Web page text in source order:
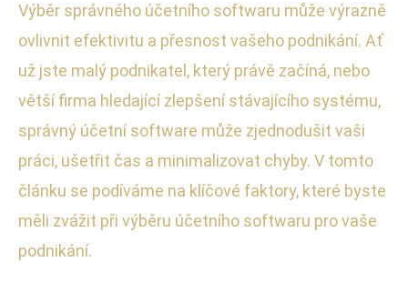
5. 1. 2026
Výběr správného účetního softwaru může výrazně
ovlivnit efektivitu a přesnost vašeho podnikání. Ať
už jste malý podnikatel, který právě začíná, nebo
větší firma hledající zlepšení stávajícího systému,
správný účetní software může zjednodušit vaši
práci, ušetřit čas a minimalizovat chyby. V tomto
článku se podíváme na klíčové faktory, které byste
měli zvážit při výběru účetního softwaru pro vaše
podnikání.